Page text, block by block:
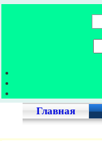
Главная